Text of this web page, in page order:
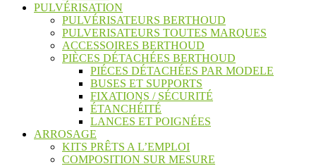
PULVÉRISATION
PULVÉRISATEURS BERTHOUD
PULVERISATEURS TOUTES MARQUES
ACCESSOIRES BERTHOUD
PIÈCES DÉTACHÉES BERTHOUD
PIÉCES DÉTACHÉES PAR MODELE
BUSES ET SUPPORTS
FIXATIONS / SÉCURITÉ
ÉTANCHÉITÉ
LANCES ET POIGNÉES
ARROSAGE
KITS PRÊTS A L’EMPLOI
COMPOSITION SUR MESURE